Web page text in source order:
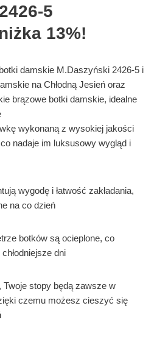
5
13%!
damskie M.Daszyński 2426-5 i
na Chłodną Jesień oraz
brązowe botki damskie, idealne
wykonaną z wysokiej jakości
nadaje im luksusowy wygląd i
wygodę i łatwość zakładania,
na co dzień
botków są ocieplone, co
dni
Twoje stopy będą zawsze w
czemu możesz cieszyć się